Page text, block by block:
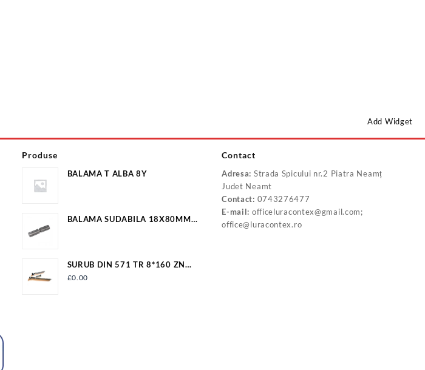
Add Widget
Produse
BALAMA T ALBA 8Y
BALAMA SUDABILA 18X80MM
SURUB DIN 571 TR 8*160 ZN
S1113
£0.00
Contact
Adresa: Strada Spicului nr.2 Piatra Neamț
Judet Neamt
Contact: 0743276477
E-mail: officeluracontex@gmail.com;
office@luracontex.ro